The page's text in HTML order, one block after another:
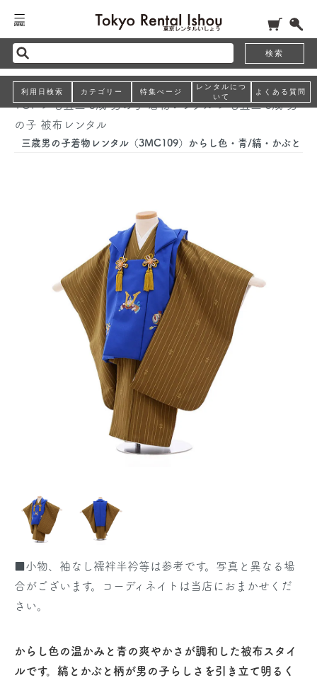
検索
利用日検索 カテゴリー 特集ぺージ
レンタルにつ
いて
よくある質問
TOP>七五三 3歳 男の子 着物レンタル>七五三 3歳 男
の子 被布レンタル
三歳男の子着物レンタル（3MC109）からし色・青/縞・かぶと
■小物、袖なし襦袢半衿等は参考です。写真と異なる場
合がございます。コーディネイトは当店におまかせくだ
さい。
からし色の温かみと青の爽やかさが調和した被布スタイ
ルです。縞とかぶと柄が男の子らしさを引き立て明るく